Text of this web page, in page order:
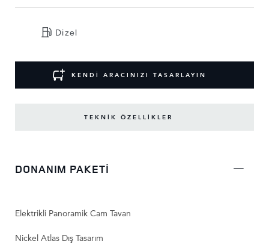
Dizel
KENDİ ARACINIZI TASARLAYIN
TEKNİK ÖZELLİKLER
DONANIM PAKETİ
Elektrikli Panoramik Cam Tavan
Nickel Atlas Dış Tasarım